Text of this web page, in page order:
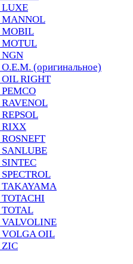
LUXE
MANNOL
MOBIL
MOTUL
NGN
(оригинальное)
OIL RIGHT
RIXX
SANLUBE
TAKAYAMA
TOTAL
VALVOLINE
VOLGA OIL
ZIC